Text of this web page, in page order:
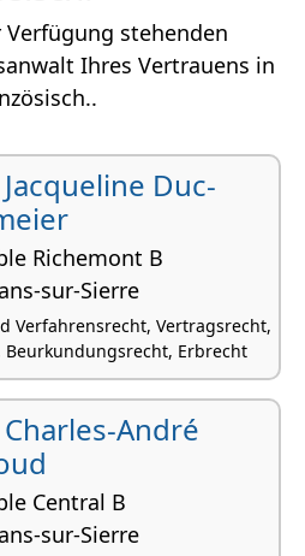
Verfügung stehenden
Ihres Vertrauens in
Duc-
Richemont B
sur-Sierre
Verfahrensrecht, Vertragsrecht,
Beurkundungsrecht, Erbrecht
Charles-André
Central B
sur-Sierre